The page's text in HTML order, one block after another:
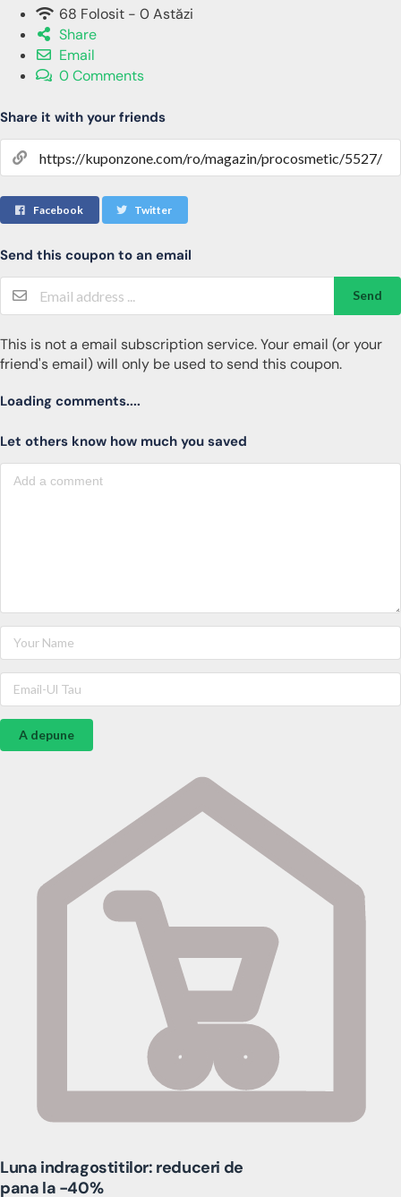
68 Folosit - 0 Astăzi
Share
Email
0 Comments
Share it with your friends
Facebook Twitter
Send this coupon to an email
Send
This is not a email subscription service. Your email (or your
friend's email) will only be used to send this coupon.
Loading comments....
Let others know how much you saved
A depune
Luna indragostitilor: reduceri de
pana la -40%